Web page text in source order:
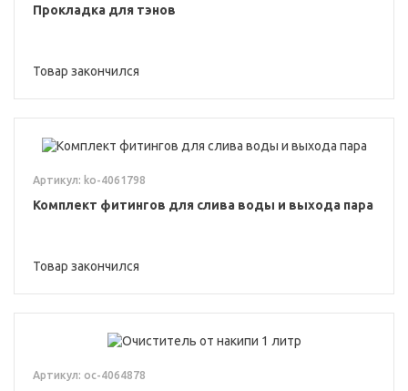
Прокладка для тэнов
Товар закончился
Артикул: ko-4061798
Комплект фитингов для слива воды и выхода пара
Товар закончился
Артикул: oc-4064878